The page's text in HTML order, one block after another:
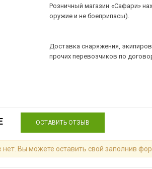
Розничный магазин «Сафари»
оружие и не боеприпасы).
Доставка снаряжения,
прочих перевозчиков по
ОСТАВИТЬ ОТЗЫВ
Вы можете оставить свой заполнив